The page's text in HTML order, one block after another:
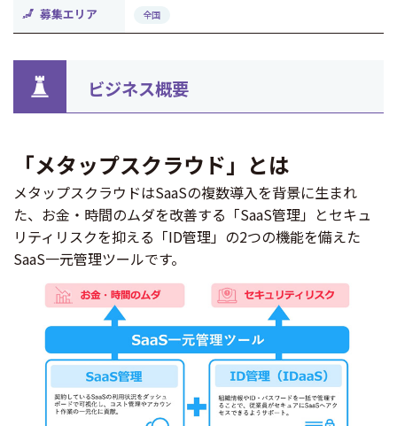
募集エリア 全国
ビジネス概要
「メタップスクラウド」とは
メタップスクラウドはSaaSの複数導入を背景に生まれ
た、お金・時間のムダを改善する「SaaS管理」とセキュ
リティリスクを抑える「ID管理」の2つの機能を備えた
SaaS一元管理ツールです。